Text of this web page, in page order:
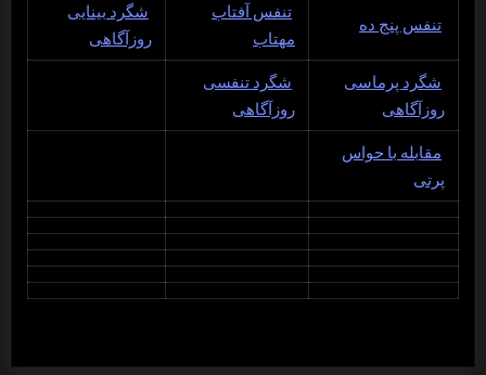
تنفس پنج ده
تنفس آفتاب
مهتاب
شگرد بینایی
روزآگاهی
شگرد پرماسی
روزآگاهی
شگرد تنفسی
روزآگاهی
مقابله با حواس
پرتی